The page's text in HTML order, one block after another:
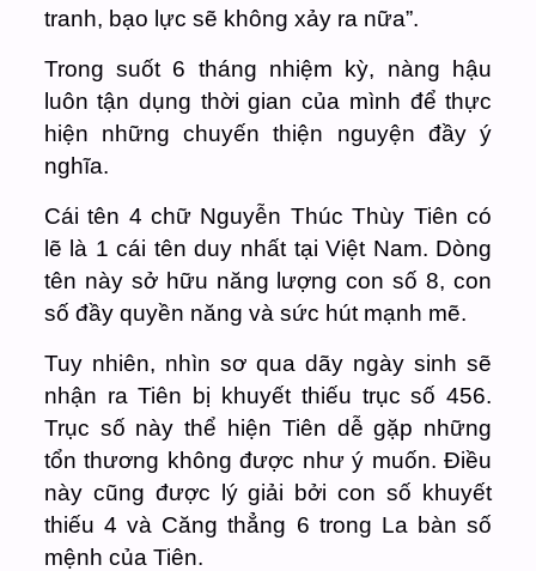
tranh, bạo lực sẽ không xảy ra nữa”.
Trong suốt 6 tháng nhiệm kỳ, nàng hậu
luôn tận dụng thời gian của mình để thực
hiện những chuyến thiện nguyện đầy ý
nghĩa.
Cái tên 4 chữ Nguyễn Thúc Thùy Tiên có
lẽ là 1 cái tên duy nhất tại Việt Nam. Dòng
tên này sở hữu năng lượng con số 8, con
số đầy quyền năng và sức hút mạnh mẽ.
Tuy nhiên, nhìn sơ qua dãy ngày sinh sẽ
nhận ra Tiên bị khuyết thiếu trục số 456.
Trục số này thể hiện Tiên dễ gặp những
tổn thương không được như ý muốn. Điều
này cũng được lý giải bởi con số khuyết
thiếu 4 và Căng thẳng 6 trong La bàn số
mệnh của Tiên.